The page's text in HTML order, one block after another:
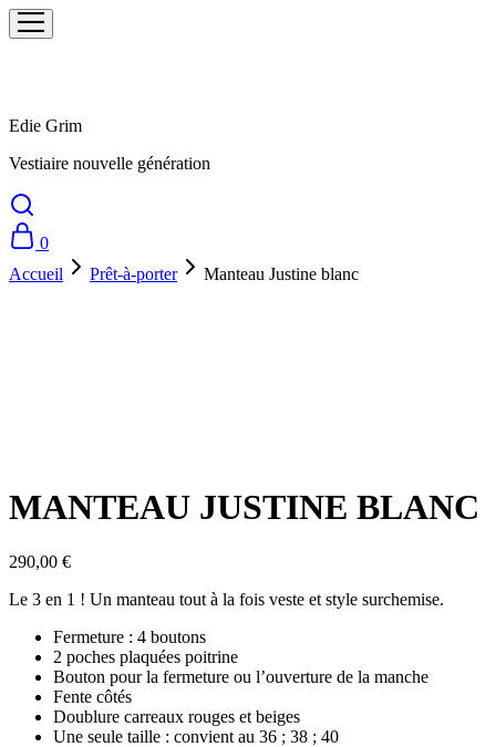
Edie Grim
Vestiaire nouvelle génération
0
Accueil
Prêt-à-porter
Manteau Justine blanc
MANTEAU JUSTINE BLANC
290,00 €
Le 3 en 1 ! Un manteau tout à la fois veste et style surchemise.
Fermeture : 4 boutons
2 poches plaquées poitrine
Bouton pour la fermeture ou l’ouverture de la manche
Fente côtés
Doublure carreaux rouges et beiges
Une seule taille : convient au 36 ; 38 ; 40